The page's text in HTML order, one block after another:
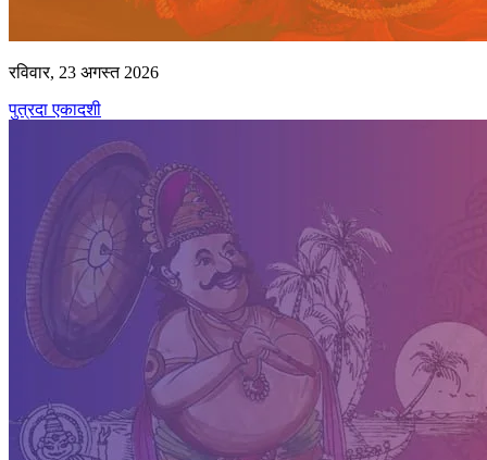
रविवार, 23 अगस्त 2026
पुत्रदा एकादशी